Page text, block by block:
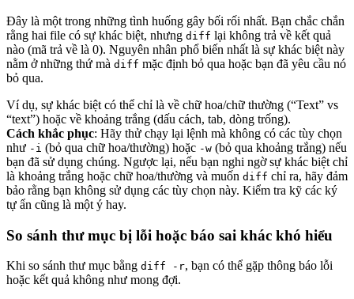
Đây là một trong những tình huống gây bối rối nhất. Bạn chắc chắn
rằng hai file có sự khác biệt, nhưng diff lại không trả về kết quả
nào (mã trả về là 0). Nguyên nhân phổ biến nhất là sự khác biệt này
nằm ở những thứ mà diff mặc định bỏ qua hoặc bạn đã yêu cầu nó
bỏ qua.
Ví dụ, sự khác biệt có thể chỉ là về chữ hoa/chữ thường (“Text” vs
“text”) hoặc về khoảng trắng (dấu cách, tab, dòng trống).
Cách khắc phục: Hãy thử chạy lại lệnh mà không có các tùy chọn
như -i (bỏ qua chữ hoa/thường) hoặc -w (bỏ qua khoảng trắng) nếu
bạn đã sử dụng chúng. Ngược lại, nếu bạn nghi ngờ sự khác biệt chỉ
là khoảng trắng hoặc chữ hoa/thường và muốn diff chỉ ra, hãy đảm
bảo rằng bạn không sử dụng các tùy chọn này. Kiểm tra kỹ các ký
tự ẩn cũng là một ý hay.
So sánh thư mục bị lỗi hoặc báo sai khác khó hiểu
Khi so sánh thư mục bằng diff -r, bạn có thể gặp thông báo lỗi
hoặc kết quả không như mong đợi.